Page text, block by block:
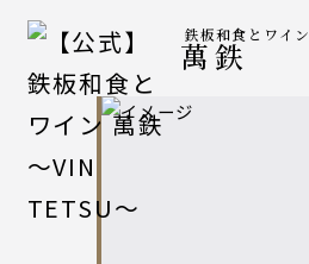
鉄板和食とワイン
萬鉄